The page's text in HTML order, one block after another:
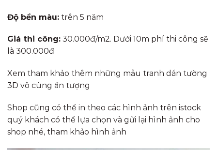
Độ bền màu: trên 5 năm
Giá thi công: 30.000đ/m2. Dưới 10m phí thi công sẽ
là 300.000đ
Xem tham khảo thêm những mẫu tranh dán tường
3D vô cùng ấn tượng
Shop cũng có thể in theo các hình ảnh trên istock
quý khách có thể lựa chọn và gửi lại hình ảnh cho
shop nhé, tham khảo hình ảnh